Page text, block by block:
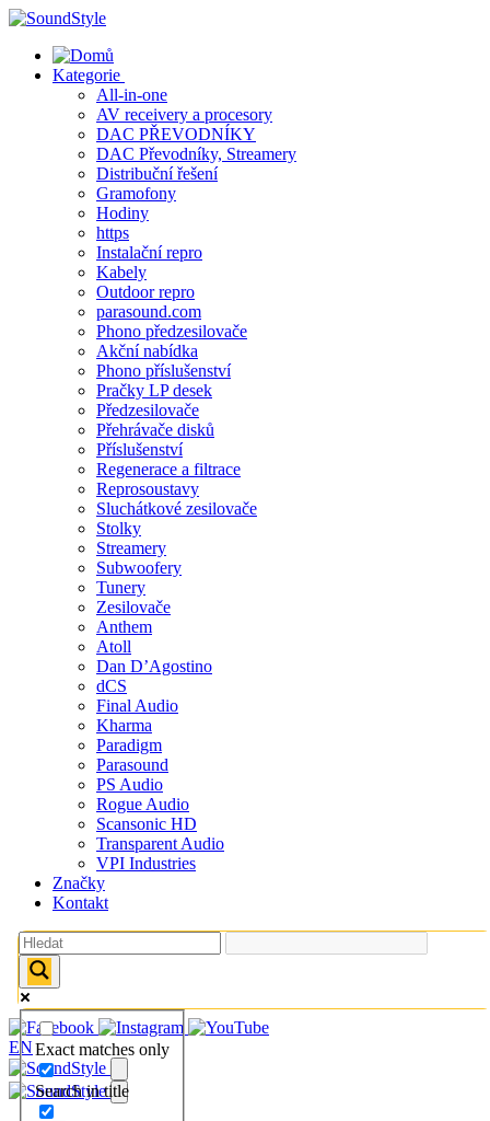
Skip
content
Kategorie
All-in-one
AV receivery a procesory
DAC PŘEVODNÍKY
DAC Převodníky, Streamery
Distribuční řešení
Gramofony
Hodiny
https
Instalační repro
Kabely
Outdoor repro
parasound.com
Phono předzesilovače
Akční nabídka
Phono příslušenství
Pračky LP desek
Předzesilovače
Přehrávače disků
Příslušenství
Regenerace a filtrace
Reprosoustavy
Sluchátkové zesilovače
Stolky
Streamery
Subwoofery
Tunery
Zesilovače
Anthem
Atoll
Dan D’Agostino
dCS
Final Audio
Kharma
Paradigm
Parasound
PS Audio
Rogue Audio
Scansonic HD
Transparent Audio
VPI Industries
Značky
Kontakt
Exact matches only
Search in title
EN